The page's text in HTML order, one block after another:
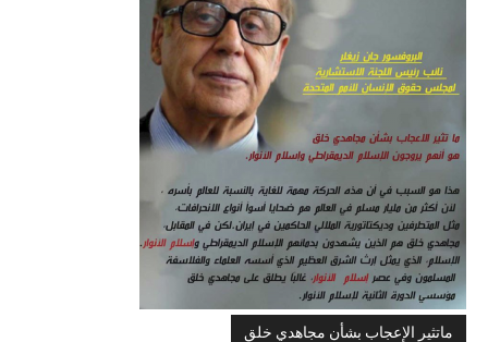
ماتثير الإعجاب بشأن مجاهدي خلق